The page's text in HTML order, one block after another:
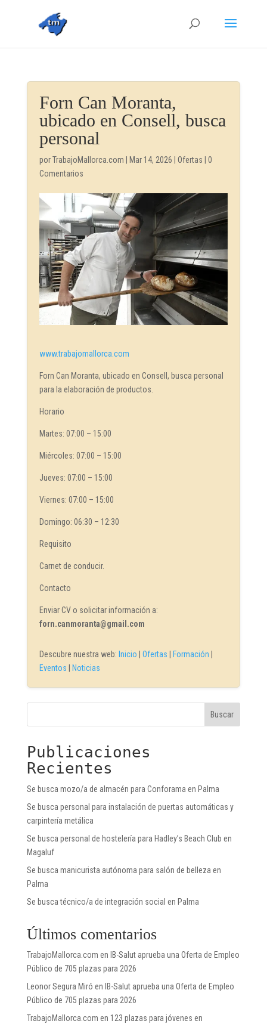
Forn Can Moranta,
ubicado en Consell, busca
personal
porTrabajoMallorca.com Mar 14, 2026 Ofertas
0
Comentarios
www.trabajomallorca.com
Forn Can Moranta, ubicado en Consell, busca personal
para la elaboración de productos.
Horario
Martes: 07:00 – 15:00
Miércoles: 07:00 – 15:00
Jueves: 07:00 – 15:00
Viernes: 07:00 – 15:00
Domingo: 06:30 – 12:30
Requisito
Carnet de conducir.
Contacto
Enviar CV o solicitar información a:
forn.canmoranta@gmail.com
Descubre nuestra web: Inicio Ofertas Formación
Eventos
Noticias
Buscar
Publicaciones
Recientes
Se busca mozo/a de almacén para Conforama en Palma
Se busca personal para instalación de puertas automáticas y
carpintería metálica
Se busca personal de hostelería para Hadley’s Beach Club en
Magaluf
Se busca manicurista autónoma para salón de belleza en
Palma
Se busca técnico/a de integración social en Palma
Últimos comentarios
TrabajoMallorca.com en IB-Salut aprueba una Oferta de Empleo
Público de 705 plazas para 2026
Leonor Segura Miró en IB-Salut aprueba una Oferta de Empleo
Público de 705 plazas para 2026
TrabajoMallorca.com en 123 plazas para jóvenes en